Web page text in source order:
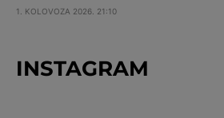
1. KOLOVOZA 2026. 21:10
INSTAGRAM